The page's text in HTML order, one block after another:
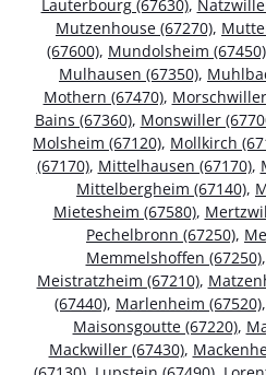
Lauterbourg (67630),
Mutzenhouse (67270),
(67600), Mundolsheim (67450)
Mulhausen (67350),
Mothern (67470),
Bains (67360), Monswiller
Molsheim (67120), Mollkirch
(67170), Mittelhausen (67170),
Mittelbergheim (67140),
Mietesheim (67580),
Pechelbronn (67250),
Memmelshoffen (67250),
Meistratzheim (67210),
(67440), Marlenheim (67520),
Maisonsgoutte (67220),
Mackwiller (67430),